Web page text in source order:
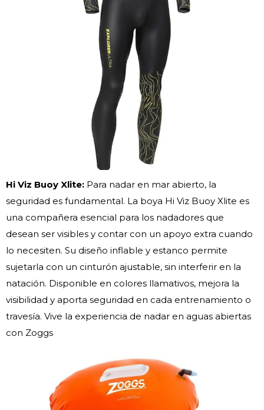
Hi Viz Buoy Xlite: Para nadar en mar abierto, la
seguridad es fundamental. La boya Hi Viz Buoy Xlite es
una compañera esencial para los nadadores que
desean ser visibles y contar con un apoyo extra cuando
lo necesiten. Su diseño inflable y estanco permite
sujetarla con un cinturón ajustable, sin interferir en la
natación. Disponible en colores llamativos, mejora la
visibilidad y aporta seguridad en cada entrenamiento o
travesía. Vive la experiencia de nadar en aguas abiertas
con Zoggs